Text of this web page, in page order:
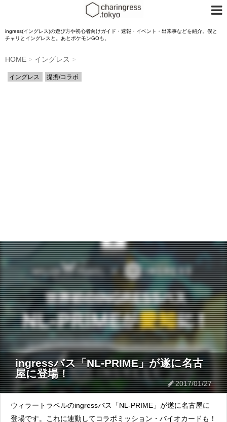
ingress(イングレス)の遊び方や初心者向けガイド・速報・イベント・出来事などを紹介。僕と
チャリとイングレスと。あとポケモンGOも。
HOME > イングレス >
イングレス 提携/コラボ
ingressバス「NL-PRIME」が遂に名古
屋に登場！
2017/01/27
ウィラートラベルのingressバス「NL-PRIME」が遂に名古屋に
登場です。これに連動してコラボミッション・バイオカードも！